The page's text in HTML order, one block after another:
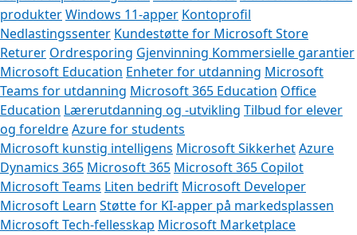
produkterWindows 11-apper Kontoprofil
Nedlastingssenter Kundestøtte for Microsoft Store
Returer Ordresporing Gjenvinning Kommersielle garantier
Microsoft Education Enheter for utdanning Microsoft
Teams for utdanning Microsoft 365 Education Office
Education Lærerutdanning og -utvikling Tilbud for elever
og foreldreAzure for students
Microsoft kunstig intelligens Microsoft SikkerhetAzure
Dynamics 365 Microsoft 365 Microsoft 365 Copilot
Microsoft Teams Liten bedrift Microsoft Developer
Microsoft Learn Støtte for KI-apper på markedsplassen
Microsoft Tech-fellesskap Microsoft Marketplace